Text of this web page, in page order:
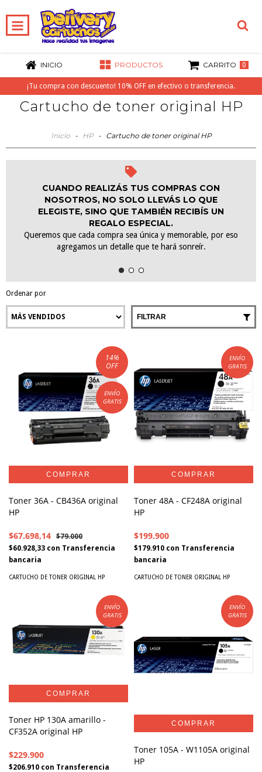
INICIO PRODUCTOS CARRITO 0
¡Tu compra con descuento! 10% OFF en efectivo o transferencia.
Cartucho de toner original HP
Inicio - HP - Cartucho de toner original HP
CUANDO REALIZÁS TUS COMPRAS CON
NOSOTROS, NO SOLO LLEVÁS LO QUE
ELEGISTE, SINO QUE TAMBIÉN RECIBÍS UN
REGALO ESPECIAL.
Queremos que cada compra sea única y memorable, por eso
agregamos un detalle que te hará sonreír.
Ordenar por
FILTRAR
14%
OFF
ENVÍO
GRATIS
Toner 36A - CB436A original
HP
$67.698,14
$79.000
$60.928,33 con Transferencia
bancaria
CARTUCHO DE TONER ORIGINAL HP
ENVÍO
GRATIS
Toner 48A - CF248A original
HP
$199.900
$179.910 con Transferencia
bancaria
CARTUCHO DE TONER ORIGINAL HP
ENVÍO
GRATIS
Toner HP 130A amarillo -
CF352A original HP
$229.900
$206.910 con Transferencia
ENVÍO
GRATIS
Toner 105A - W1105A original
HP